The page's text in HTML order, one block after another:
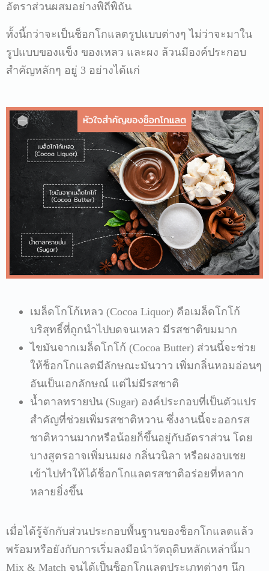
อัตราส่วนผสมอย่างพิถีพิถัน
ทั้งนี้กว่าจะเป็นช็อกโกแลตรูปแบบต่างๆ ไม่ว่าจะมาใน
รูปแบบของแข็ง ของเหลว และผง ล้วนมีองค์ประกอบ
สำคัญหลักๆ อยู่ 3 อย่างได้แก่
เมล็ดโกโก้เหลว (Cocoa Liquor) คือเมล็ดโกโก้
บริสุทธิ์ที่ถูกนำไปบดจนเหลว มีรสชาติขมมาก
ไขมันจากเมล็ดโกโก้ (Cocoa Butter) ส่วนนี้จะช่วย
ให้ช็อกโกแลตมีลักษณะมันวาว เพิ่มกลิ่นหอมอ่อนๆ
อันเป็นเอกลักษณ์ แต่ไม่มีรสชาติ
น้ำตาลทรายป่น (Sugar) องค์ประกอบที่เป็นตัวแปร
สำคัญที่ช่วยเพิ่มรสชาติหวาน ซึ่งงานนี้จะออกรส
ชาติหวานมากหรือน้อยก็ขึ้นอยู่กับอัตราส่วน โดย
บางสูตรอาจเพิ่มนมผง กลิ่นวนิลา หรือผงอบเชย
เข้าไปทำให้ได้ช็อกโกแลตรสชาติอร่อยที่หลาก
หลายยิ่งขึ้น
เมื่อได้รู้จักกับส่วนประกอบพื้นฐานของช็อกโกแลตแล้ว
พร้อมหรือยังกับการเริ่มลงมือนำวัตถุดิบหลักเหล่านี้มา
Mix & Match จนได้เป็นช็อกโกแลตประเภทต่างๆ นึก